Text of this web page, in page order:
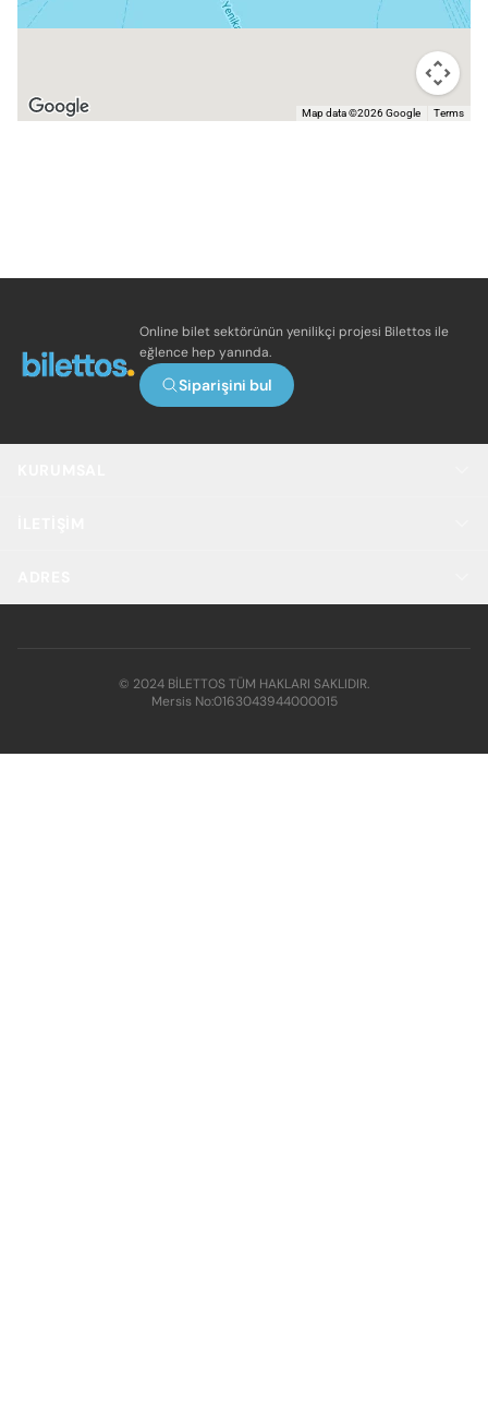
Map data ©2026 Google Terms
Online bilet sektörünün yenilikçi projesi Bilettos ile
eğlence hep yanında.
Siparişini bul
© 2024 BİLETTOS TÜM HAKLARI SAKLIDIR.
Mersis No:0163043944000015